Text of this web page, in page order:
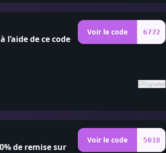
l’aide de ce code
Voir le code 6772
Signaler
de remise sur
Voir le code 5018